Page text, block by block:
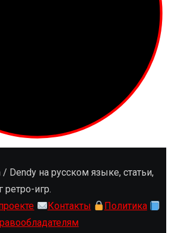
Dendy на русском языке, статьи,
ретро-игр.
Контакты
Политика